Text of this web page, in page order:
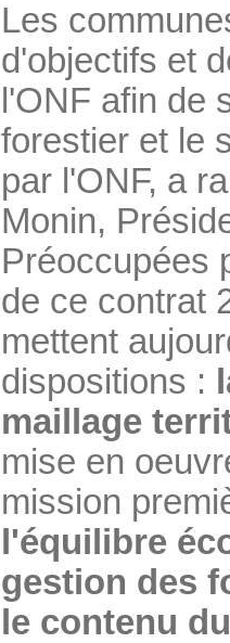
Les
d'objectifs et
l'ONF afin de
forestier et le
par l'ONF, a
Monin,
Préoccupées
de ce contrat
mettent
dispositions :
maillage
mise en
mission
l'équilibre
gestion des
le contenu